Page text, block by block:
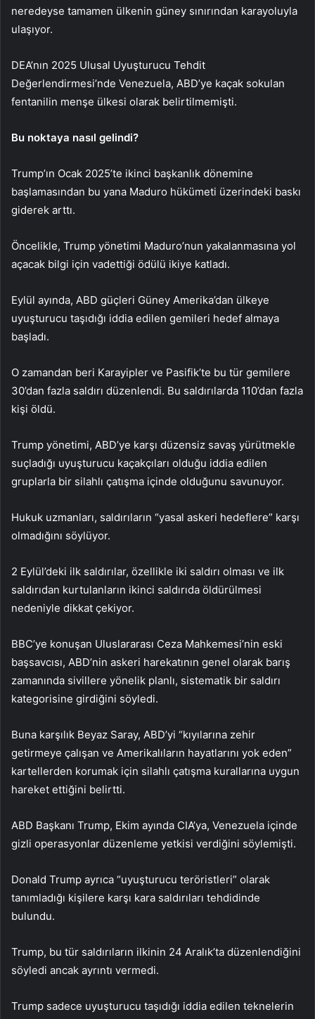
neredeyse tamamen ülkenin güney sınırından karayoluyla
ulaşıyor.
DEA’nın 2025 Ulusal Uyuşturucu Tehdit
Değerlendirmesi’nde Venezuela, ABD’ye kaçak sokulan
fentanilin menşe ülkesi olarak belirtilmemişti.
Bu noktaya nasıl gelindi?
Trump’ın Ocak 2025’te ikinci başkanlık dönemine
başlamasından bu yana Maduro hükümeti üzerindeki baskı
giderek arttı.
Öncelikle, Trump yönetimi Maduro’nun yakalanmasına yol
açacak bilgi için vadettiği ödülü ikiye katladı.
Eylül ayında, ABD güçleri Güney Amerika’dan ülkeye
uyuşturucu taşıdığı iddia edilen gemileri hedef almaya
başladı.
O zamandan beri Karayipler ve Pasifik’te bu tür gemilere
30’dan fazla saldırı düzenlendi. Bu saldırılarda 110’dan fazla
kişi öldü.
Trump yönetimi, ABD’ye karşı düzensiz savaş yürütmekle
suçladığı uyuşturucu kaçakçıları olduğu iddia edilen
gruplarla bir silahlı çatışma içinde olduğunu savunuyor.
Hukuk uzmanları, saldırıların “yasal askeri hedeflere” karşı
olmadığını söylüyor.
2 Eylül’deki ilk saldırılar, özellikle iki saldırı olması ve ilk
saldırıdan kurtulanların ikinci saldırıda öldürülmesi
nedeniyle dikkat çekiyor.
BBC’ye konuşan Uluslararası Ceza Mahkemesi’nin eski
başsavcısı, ABD’nin askeri harekatının genel olarak barış
zamanında sivillere yönelik planlı, sistematik bir saldırı
kategorisine girdiğini söyledi.
Buna karşılık Beyaz Saray, ABD’yi “kıyılarına zehir
getirmeye çalışan ve Amerikalıların hayatlarını yok eden”
kartellerden korumak için silahlı çatışma kurallarına uygun
hareket ettiğini belirtti.
ABD Başkanı Trump, Ekim ayında CIA’ya, Venezuela içinde
gizli operasyonlar düzenleme yetkisi verdiğini söylemişti.
Donald Trump ayrıca “uyuşturucu teröristleri” olarak
tanımladığı kişilere karşı kara saldırıları tehdidinde
bulundu.
Trump, bu tür saldırıların ilkinin 24 Aralık’ta düzenlendiğini
söyledi ancak ayrıntı vermedi.
Trump sadece uyuşturucu taşıdığı iddia edilen teknelerin